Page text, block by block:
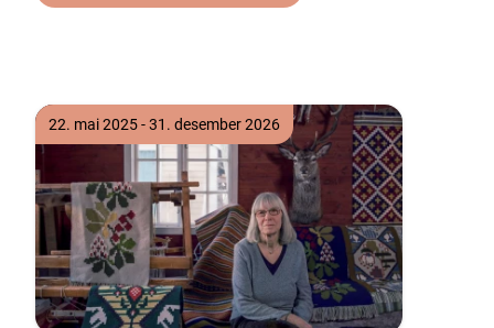
Tre komande opplevingar henta blant alle våre museum
Tidspunkt
22. mai 2025til
- 31. desember 2026